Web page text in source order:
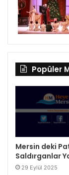
Popüler
Mersin deki
Saldırganlar
29 Eylül 2025